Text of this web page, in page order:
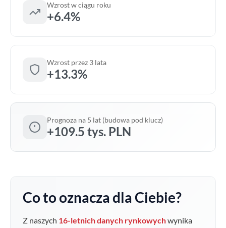
Wzrost w ciągu roku
+6.4%
Wzrost przez 3 lata
+13.3%
Prognoza na 5 lat (budowa pod klucz)
+109.5 tys. PLN
Co to oznacza dla Ciebie?
Z naszych 16-letnich danych rynkowychwynika